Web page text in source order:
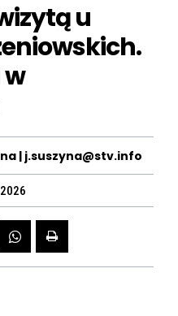
u
| j.suszyna@stv.info